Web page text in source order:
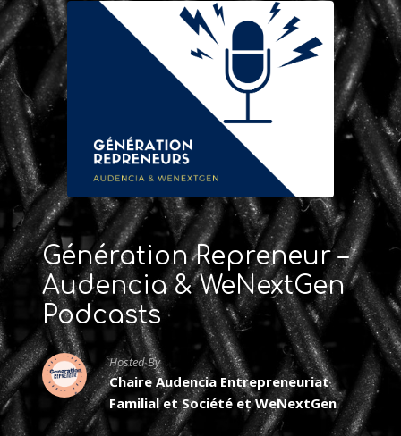
Génération Repreneur –
Audencia & WeNextGen
Podcasts
Hosted By
Chaire Audencia Entrepreneuriat
Familial et Société et WeNextGen